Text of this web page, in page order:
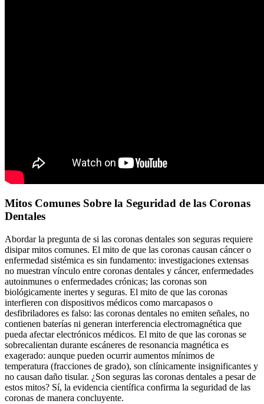
Mitos Comunes Sobre la Seguridad de las Coronas
Dentales
Abordar la pregunta de si las coronas dentales son seguras requiere
disipar mitos comunes. El mito de que las coronas causan cáncer o
enfermedad sistémica es sin fundamento: investigaciones extensas
no muestran vínculo entre coronas dentales y cáncer, enfermedades
autoinmunes o enfermedades crónicas; las coronas son
biológicamente inertes y seguras. El mito de que las coronas
interfieren con dispositivos médicos como marcapasos o
desfibriladores es falso: las coronas dentales no emiten señales, no
contienen baterías ni generan interferencia electromagnética que
pueda afectar electrónicos médicos. El mito de que las coronas se
sobrecalientan durante escáneres de resonancia magnética es
exagerado: aunque pueden ocurrir aumentos mínimos de
temperatura (fracciones de grado), son clínicamente insignificantes y
no causan daño tisular. ¿Son seguras las coronas dentales a pesar de
estos mitos? Sí, la evidencia científica confirma la seguridad de las
coronas de manera concluyente.